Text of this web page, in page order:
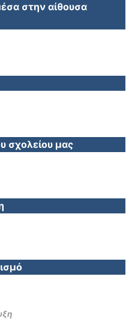
στην αίθουσα
σχολείου μας